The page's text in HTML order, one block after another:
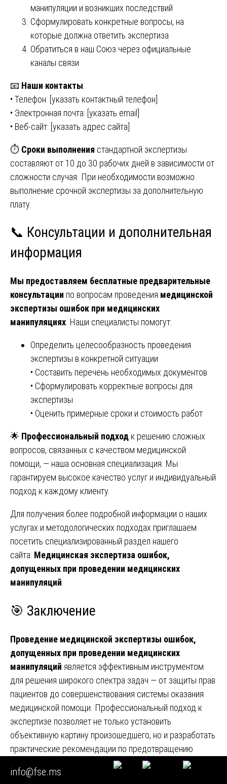
манипуляции и возникших последствий
Сформулировать конкретные вопросы, на
которые должна ответить экспертиза
Обратиться в наш Союз через официальные
каналы связи
📧 Наши контакты:
• Телефон: [указать контактный телефон]
• Электронная почта: [указать email]
• Веб-сайт: [указать адрес сайта]
⏱️ Сроки выполнения стандартной экспертизы
составляют от 10 до 30 рабочих дней в зависимости от
сложности случая. При необходимости возможно
выполнение срочной экспертизы за дополнительную
плату.
📞 Консультации и дополнительная
информация
Мы предоставляем бесплатные предварительные
консультации по вопросам проведения медицинской
экспертизы ошибок при медицинских
манипуляциях. Наши специалисты помогут:
Определить целесообразность проведения
экспертизы в конкретной ситуации
• Составить перечень необходимых документов
• Сформулировать корректные вопросы для
экспертизы
• Оценить примерные сроки и стоимость работ
🌟 Профессиональный подход к решению сложных
вопросов, связанных с качеством медицинской
помощи, — наша основная специализация. Мы
гарантируем высокое качество услуг и индивидуальный
подход к каждому клиенту.
Для получения более подробной информации о наших
услугах и методологических подходах приглашаем
посетить специализированный раздел нашего
сайта: Медицинская экспертиза ошибок,
допущенных при проведении медицинских
манипуляций.
🎯 Заключение
Проведение медицинской экспертизы ошибок,
допущенных при проведении медицинских
манипуляций является эффективным инструментом
для решения широкого спектра задач — от защиты прав
пациентов до совершенствования системы оказания
медицинской помощи. Профессиональный подход к
экспертизе позволяет не только установить
объективную картину произошедшего, но и разработать
практические рекомендации по предотвращению
подобных ситуаций в будущем.
info@fse.ms